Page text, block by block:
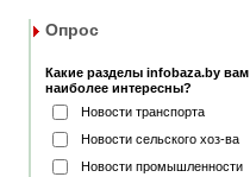
Опрос
Какие разделы infobaza.by вам
наиболее интересны?
Новости транспорта
Новости сельского хоз-ва
Новости промышленности